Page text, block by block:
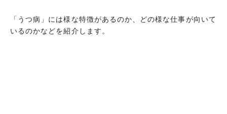
「うつ病」には様な特徴があるのか、どの様な仕事が向いて
いるのかなどを紹介します。